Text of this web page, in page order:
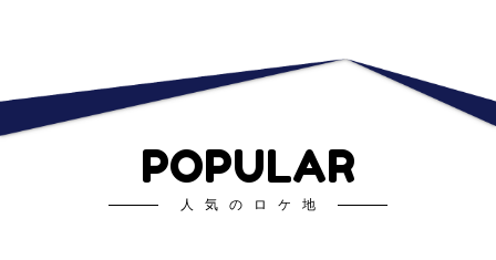
POPULAR
人気のロケ地